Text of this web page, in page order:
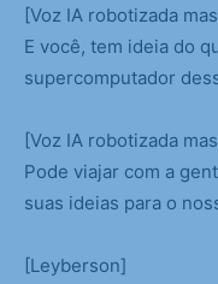
[Voz IA robotizada
E você, tem ideia do
supercomputador
[Voz IA robotizada
Pode viajar com a
suas ideias para o
[Leyberson]